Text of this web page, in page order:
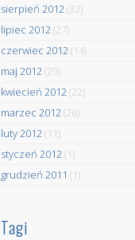
sierpień 2012(32)
lipiec 2012(27)
czerwiec 2012(14)
maj 2012(29)
kwiecień 2012(22)
marzec 2012(26)
luty 2012(11)
styczeń 2012(1)
grudzień 2011 (1)
Tagi